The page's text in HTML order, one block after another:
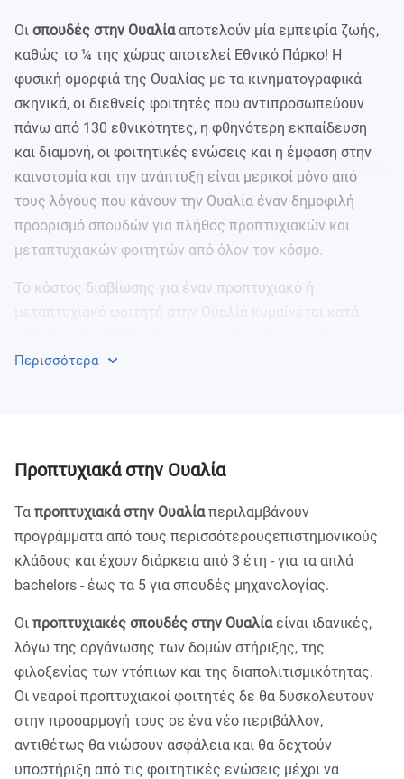
Οι σπουδές στην Ουαλίααποτελούν μία εμπειρία ζωής,
καθώς το ¼ της χώρας αποτελεί Εθνικό Πάρκο! Η
φυσική ομορφιά της Ουαλίας με τα κινηματογραφικά
σκηνικά, οι διεθνείς φοιτητές που αντιπροσωπεύουν
πάνω από 130 εθνικότητες, η φθηνότερη εκπαίδευση
και διαμονή, οι φοιτητικές ενώσεις και η έμφαση στην
καινοτομία και την ανάπτυξη είναι μερικοί μόνο από
τους λόγους που κάνουν την Ουαλία έναν δημοφιλή
προορισμό σπουδών για πλήθος προπτυχιακών και
μεταπτυχιακών φοιτητών από όλον τον κόσμο.
Το κόστος διαβίωσης για έναν προπτυχιακό ή
λίρα (Στερλίνα) Βρετανίας (GPB).
Περισσότερα
Προπτυχιακά στην Ουαλία
Τα προπτυχιακά στην Ουαλίαπεριλαμβάνουν
προγράμματα από τους περισσότερουςεπιστημονικούς
κλάδους και έχουν διάρκεια από 3 έτη - για τα απλά
bachelors - έως τα 5 για σπουδές μηχανολογίας.
Οι προπτυχιακές σπουδές στην Ουαλίαείναι ιδανικές,
λόγω της οργάνωσης των δομών στήριξης, της
φιλοξενίας των ντόπιων και της διαπολιτισμικότητας.
Οι νεαροί προπτυχιακοί φοιτητές δε θα δυσκολευτούν
στην προσαρμογή τους σε ένα νέο περιβάλλον,
αντιθέτως θα νιώσουν ασφάλεια και θα δεχτούν
υποστήριξη από τις φοιτητικές ενώσεις μέχρι να